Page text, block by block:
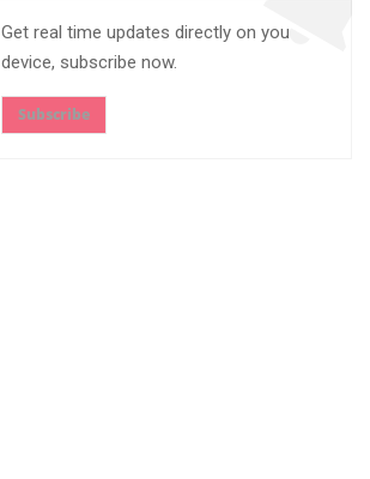
Get real time updates directly on you
device, subscribe now.
Subscribe